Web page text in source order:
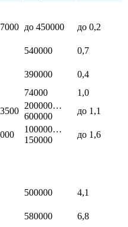
до 450000
до 0,2
540000
0,7
390000
0,4
74000
1,0
200000…
600000
до 1,1
100000…
150000
до 1,6
500000
4,1
580000 6,8